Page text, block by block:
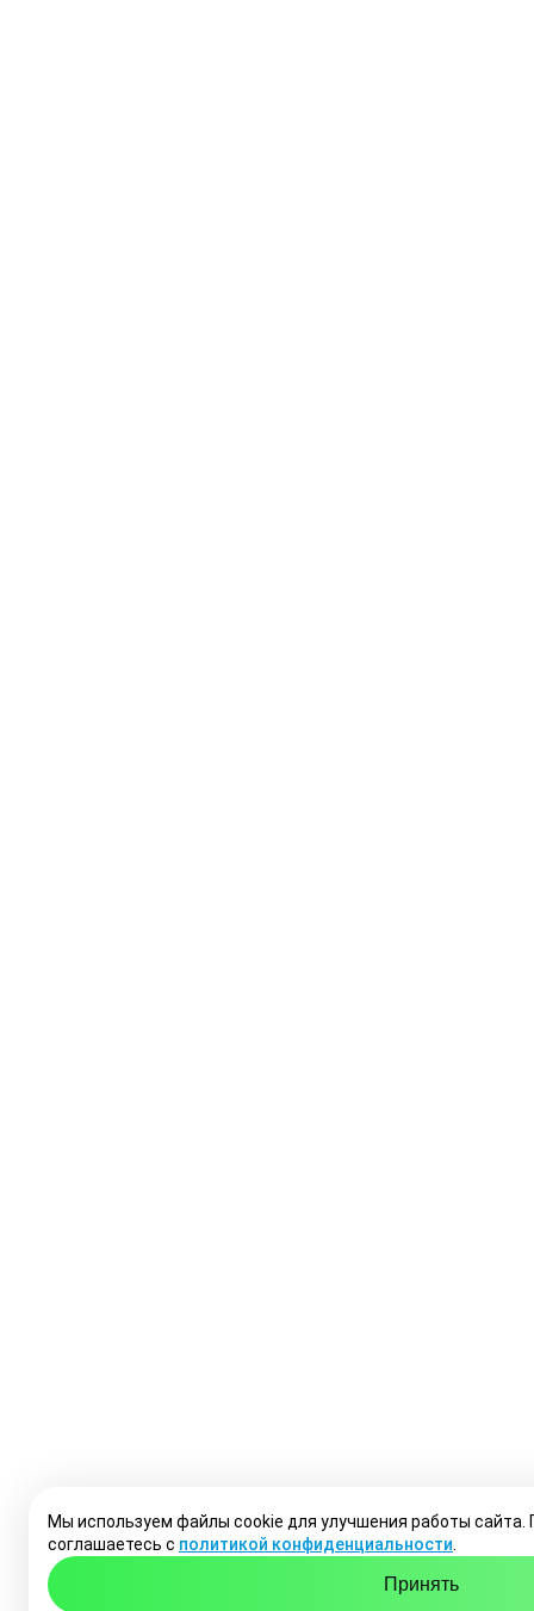
Мы используем файлы cookie для улучшения работы сайта.
соглашаетесь с политикой конфиденциальности
Принять